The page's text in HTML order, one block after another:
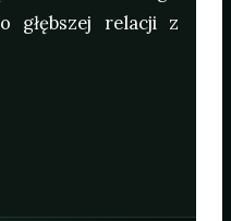
głębszej relacji z